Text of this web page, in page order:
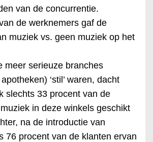
van de concurrentie.
de werknemers gaf de
muziek vs. geen muziek op het
meer serieuze branches
‘stil’ waren, dacht
slechts 33 procent van de
in deze winkels geschikt
na de introductie van
76 procent van de klanten ervan